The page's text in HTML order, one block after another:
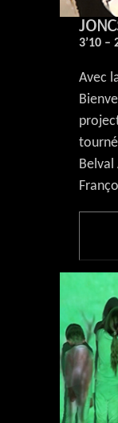
3’10 –
Avec